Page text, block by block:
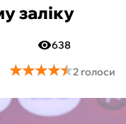
заліку
638
★★★★★
★★★★★2 голоси